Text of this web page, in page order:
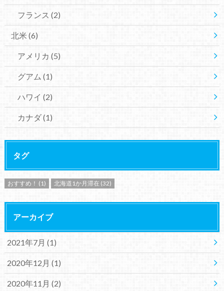
フランス (2)
北米 (6)
アメリカ (5)
グアム (1)
ハワイ (2)
カナダ(1)
タグ
おすすめ！ (1) 北海道1か月滞在 (32)
アーカイブ
2021年7月 (1)
2020年12月 (1)
2020年11月 (2)